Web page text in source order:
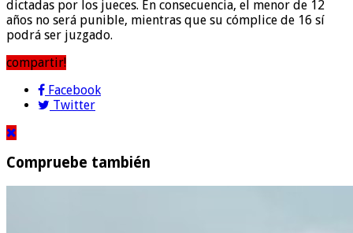
dictadas por los jueces. En consecuencia, el menor de 12
años no será punible, mientras que su cómplice de 16 sí
podrá ser juzgado.
compartir!
Facebook
Twitter
Compruebe también